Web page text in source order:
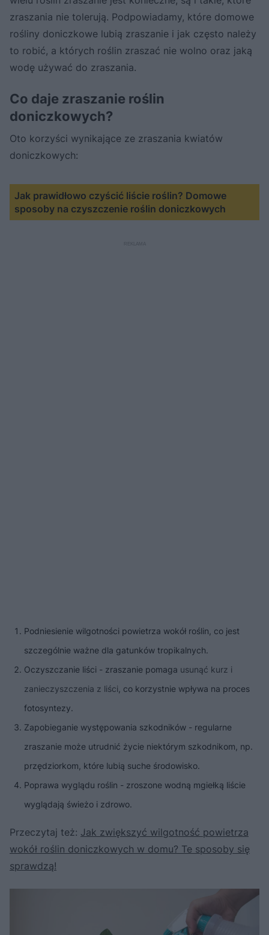
zraszania nie tolerują. Podpowiadamy, które domowe
rośliny doniczkowe lubią zraszanie i jak często należy
to robić, a których roślin zraszać nie wolno oraz jaką
wodę używać do zraszania.
Co daje zraszanie roślin
doniczkowych?
Oto korzyści wynikające ze zraszania kwiatów
doniczkowych:
Jak prawidłowo czyścić liście roślin? Domowe
sposoby na czyszczenie roślin doniczkowych
Podniesienie wilgotności powietrza wokół roślin, co jest
szczególnie ważne dla gatunków tropikalnych.
Oczyszczanie liści - zraszanie pomaga usunąć kurz i
zanieczyszczenia z liści , co korzystnie wpływa na proces
fotosyntezy.
Zapobieganie występowania szkodników - regularne
zraszanie może utrudnić życie niektórym szkodnikom, np.
przędziorkom, które lubią suche środowisko.
Poprawa wyglądu roślin - zroszone wodną mgiełką liście
wyglądają świeżo i zdrowo.
Przeczytaj też: Jak zwiększyć wilgotność powietrza
wokół roślin doniczkowych w domu? Te sposoby się
sprawdzą!